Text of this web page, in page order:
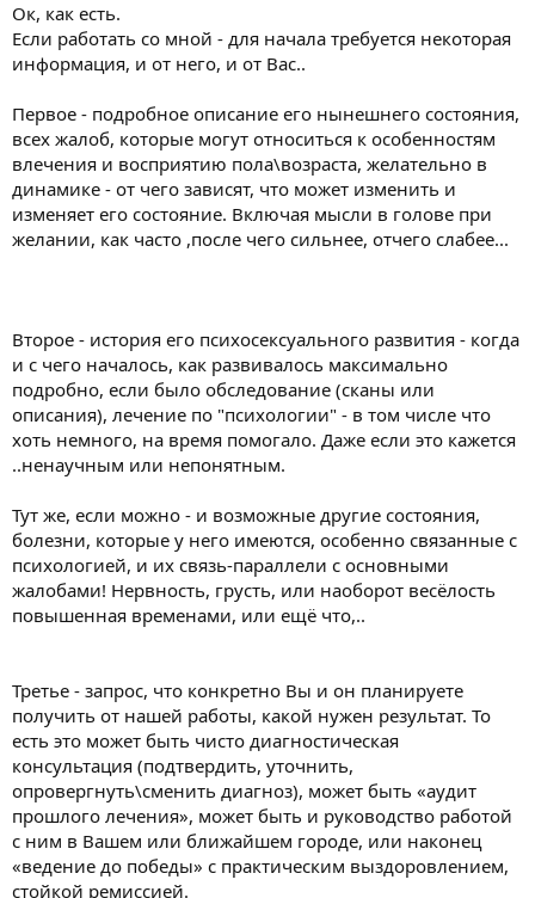
Ок, как есть.
Если работать со мной - для начала требуется некоторая
информация, и от него, и от Вас..
Первое - подробное описание его нынешнего состояния,
всех жалоб, которые могут относиться к особенностям
влечения и восприятию пола\возраста, желательно в
динамике - от чего зависят, что может изменить и
изменяет его состояние. Включая мысли в голове при
желании, как часто ,после чего сильнее, отчего слабее...
Второе - история его психосексуального развития - когда
и с чего началось, как развивалось максимально
подробно, если было обследование (сканы или
описания), лечение по "психологии" - в том числе что
хоть немного, на время помогало. Даже если это кажется
..ненаучным или непонятным.
Тут же, если можно - и возможные другие состояния,
болезни, которые у него имеются, особенно связанные с
психологией, и их связь-параллели с основными
жалобами! Нервность, грусть, или наоборот весёлость
повышенная временами, или ещё что,..
Третье - запрос, что конкретно Вы и он планируете
получить от нашей работы, какой нужен результат. То
есть это может быть чисто диагностическая
консультация (подтвердить, уточнить,
опровергнуть\сменить диагноз), может быть «аудит
прошлого лечения», может быть и руководство работой
с ним в Вашем или ближайшем городе, или наконец
«ведение до победы» с практическим выздоровлением,
стойкой ремиссией.